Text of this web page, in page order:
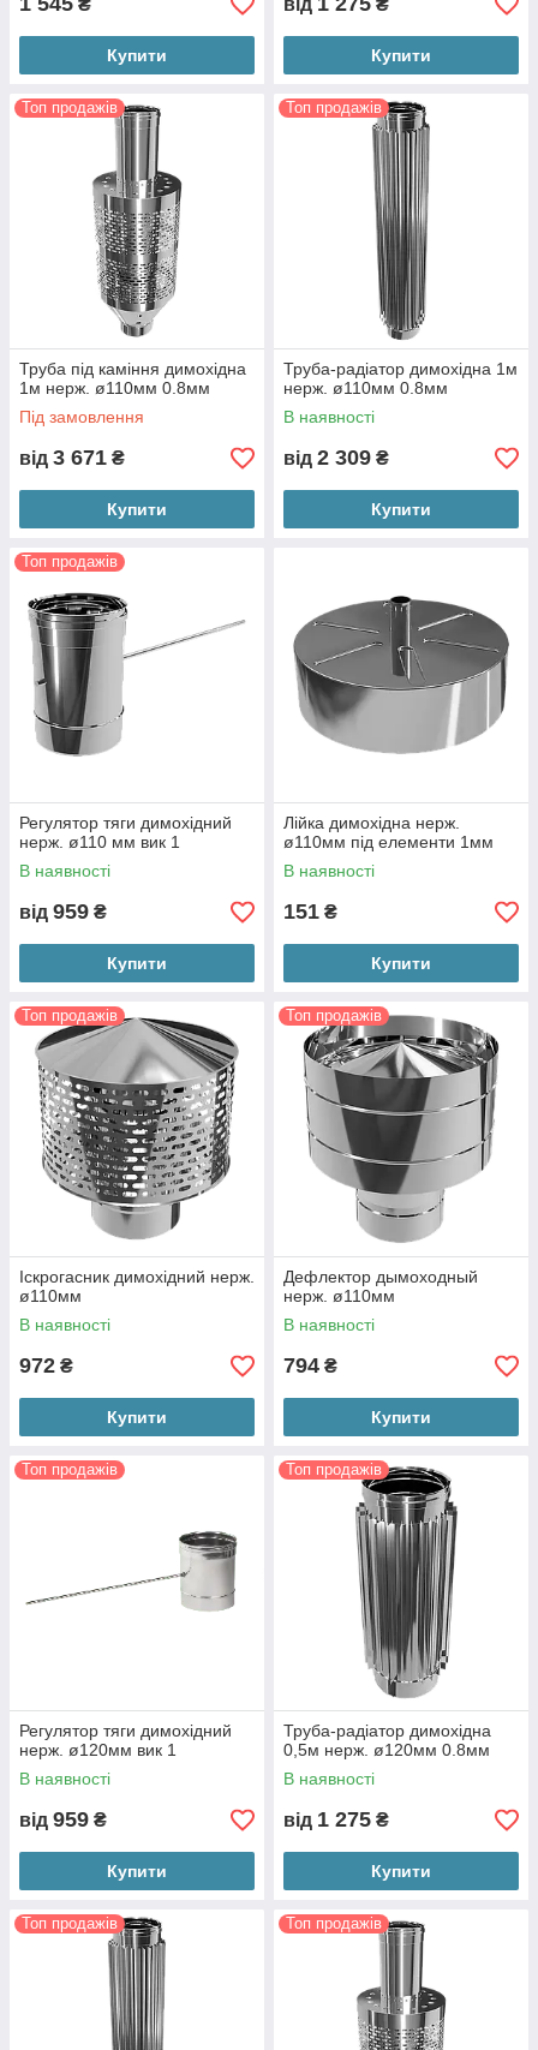
₴
Купити
від ₴
Купити
Топ продажів
Труба під каміння димохідна
1м нерж. ø110мм 0.8мм
Під замовлення
від 3 671 ₴
Купити
Топ продажів
Труба-радіатор димохідна 1м
нерж. ø110мм 0.8мм
В наявності
від 2 309 ₴
Купити
Топ продажів
Регулятор тяги димохідний
нерж. ø110 мм вик 1
В наявності
від 959 ₴
Купити
Лійка димохідна нерж.
ø110мм під елементи 1мм
В наявності
151 ₴
Купити
Топ продажів
Іскрогасник димохідний нерж.
ø110мм
В наявності
972 ₴
Купити
Топ продажів
Дефлектор дымоходный
нерж. ø110мм
В наявності
794 ₴
Купити
Топ продажів
Регулятор тяги димохідний
нерж. ø120мм вик 1
В наявності
від 959 ₴
Купити
Топ продажів
Труба-радіатор димохідна
0,5м нерж. ø120мм 0.8мм
В наявності
від 1 275 ₴
Купити
Топ продажів Топ продажів